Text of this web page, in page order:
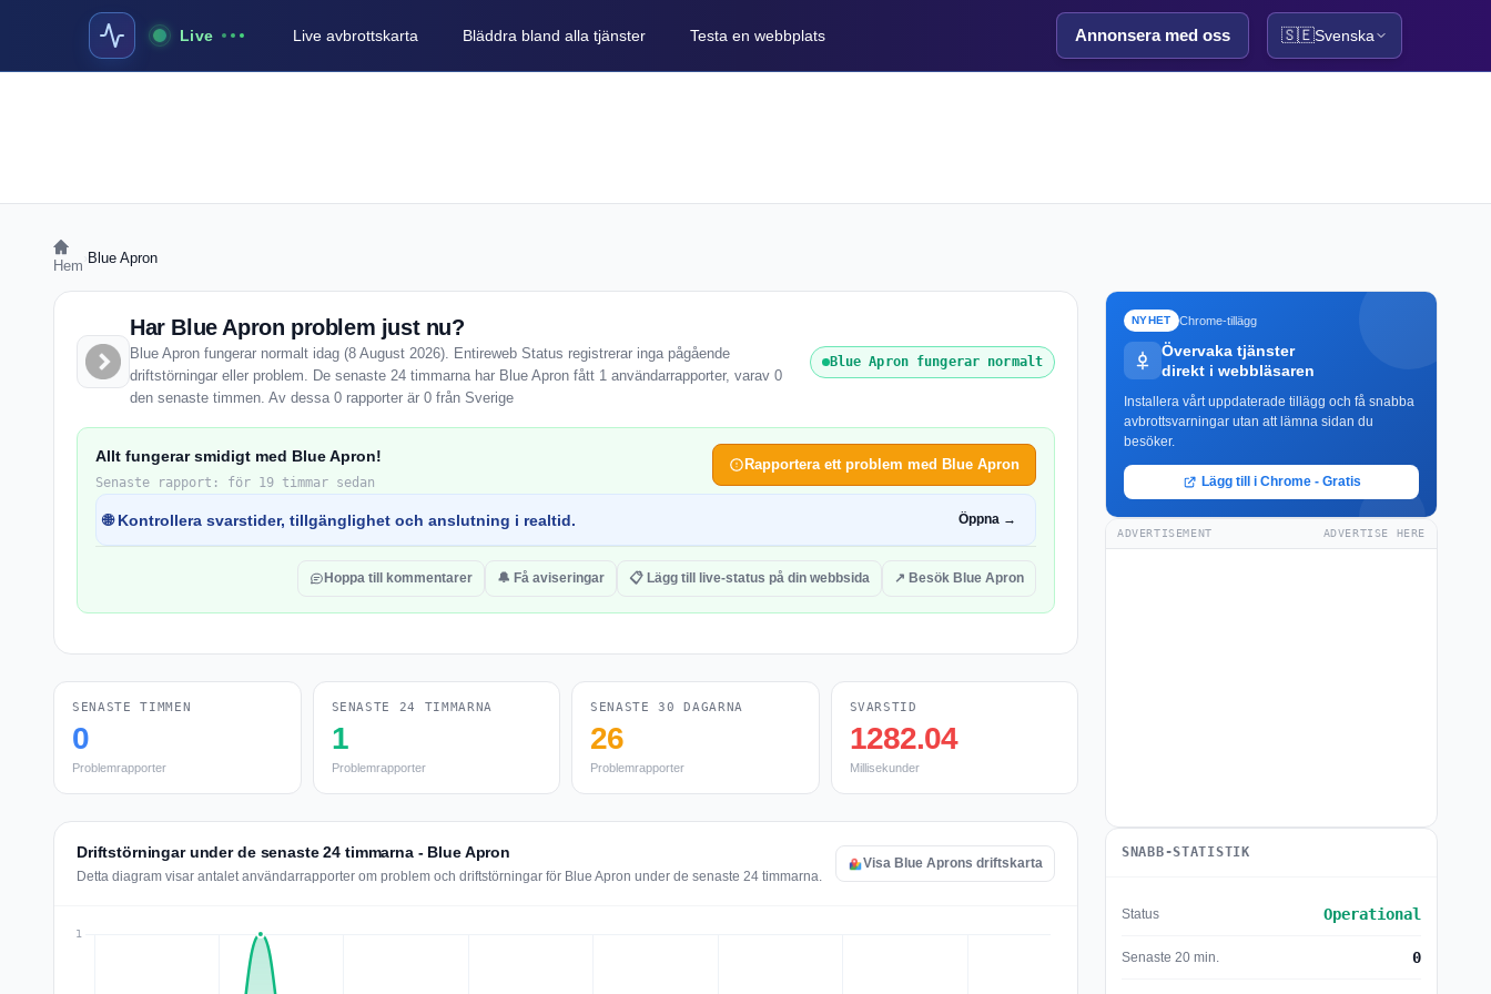
Live Live avbrottskarta Bläddra bland alla tjänster Testa en webbplats Annonsera med oss 🇸🇪Svenska
Hem Blue Apron
Har Blue Apron problem just nu?
Blue Apron fungerar normalt idag (8 August 2026). Entireweb Status registrerar inga pågående
driftstörningar eller problem. De senaste 24 timmarna har Blue Apron fått 1 användarrapporter, varav 0
den senaste timmen. Av dessa 0 rapporter är 0 från Sverige
Blue Apron fungerar normalt
Allt fungerar smidigt med Blue Apron!
Senaste rapport: för 19 timmar sedan
Rapportera ett problem med Blue Apron
🌐 Kontrollera svarstider, tillgänglighet och anslutning i realtid. Öppna →
Hoppa till kommentarer 🔔 Få aviseringar 📋 Lägg till live-status på din webbsida ↗ Besök Blue Apron
SENASTE TIMMEN
0
Problemrapporter
SENASTE 24 TIMMARNA
1
Problemrapporter
SENASTE 30 DAGARNA
26
Problemrapporter
SVARSTID
1282.04
Millisekunder
Driftstörningar under de senaste 24 timmarna - Blue Apron
Detta diagram visar antalet användarrapporter om problem och driftstörningar för Blue Apron under de senaste 24 timmarna.
Visa Blue Aprons driftskarta
NYHET Chrome-tillägg
Övervaka tjänster
direkt i webbläsaren
Installera vårt uppdaterade tillägg och få snabba
avbrottsvarningar utan att lämna sidan du
besöker.
Lägg till i Chrome - Gratis
ADVERTISEMENT ADVERTISE HERE
SNABB-STATISTIK
Status Operational
Senaste 20 min. 0